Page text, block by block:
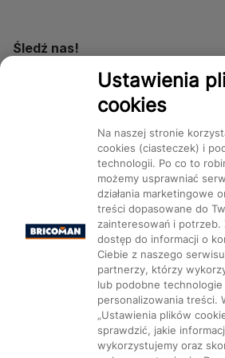
Śledź nas!
Dostępność
Kategorie Produkty Marki
Ustawienia plików
Ustawienia
cookies
Na naszej stronie
cookies (ciasteczek) i
technologii. Po co to
możemy usprawniać
działania marketingowe
treści dopasowane do
zainteresowań i potrzeb.
dostęp do informacji o
Ciebie z naszego
partnerzy, którzy
lub podobne technologie
personalizowania treści.
„Ustawienia plików
sprawdzić, jakie
wykorzystujemy oraz